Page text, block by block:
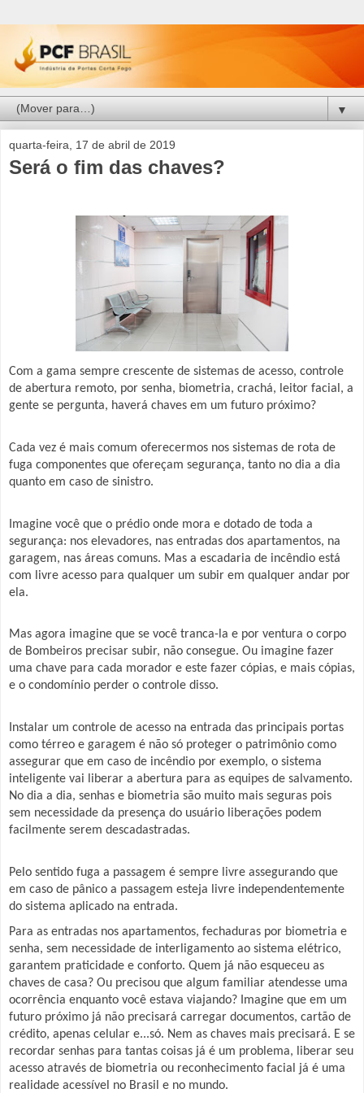
▼
quarta-feira, 17 de abril de 2019
Será o fim das chaves?
Com a gama sempre crescente de sistemas de acesso, controle
de abertura remoto, por senha, biometria, crachá, leitor facial, a
gente se pergunta, haverá chaves em um futuro próximo?
Cada vez é mais comum oferecermos nos sistemas de rota de
fuga componentes que ofereçam segurança, tanto no dia a dia
quanto em caso de sinistro.
Imagine você que o prédio onde mora e dotado de toda a
segurança: nos elevadores, nas entradas dos apartamentos, na
garagem, nas áreas comuns. Mas a escadaria de incêndio está
com livre acesso para qualquer um subir em qualquer andar por
ela.
Mas agora imagine que se você tranca-la e por ventura o corpo
de Bombeiros precisar subir, não consegue. Ou imagine fazer
uma chave para cada morador e este fazer cópias, e mais cópias,
e o condomínio perder o controle disso.
Instalar um controle de acesso na entrada das principais portas
como térreo e garagem é não só proteger o patrimônio como
assegurar que em caso de incêndio por exemplo, o sistema
inteligente vai liberar a abertura para as equipes de salvamento.
No dia a dia, senhas e biometria são muito mais seguras pois
sem necessidade da presença do usuário liberações podem
facilmente serem descadastradas.
Pelo sentido fuga a passagem é sempre livre assegurando que
em caso de pânico a passagem esteja livre independentemente
do sistema aplicado na entrada.
Para as entradas nos apartamentos, fechaduras por biometria e
senha, sem necessidade de interligamento ao sistema elétrico,
garantem praticidade e conforto. Quem já não esqueceu as
chaves de casa? Ou precisou que algum familiar atendesse uma
ocorrência enquanto você estava viajando? Imagine que em um
futuro próximo já não precisará carregar documentos, cartão de
crédito, apenas celular e...só. Nem as chaves mais precisará. E se
recordar senhas para tantas coisas já é um problema, liberar seu
acesso através de biometria ou reconhecimento facial já é uma
realidade acessível no Brasil e no mundo.